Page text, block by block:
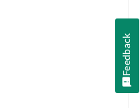
Feedback